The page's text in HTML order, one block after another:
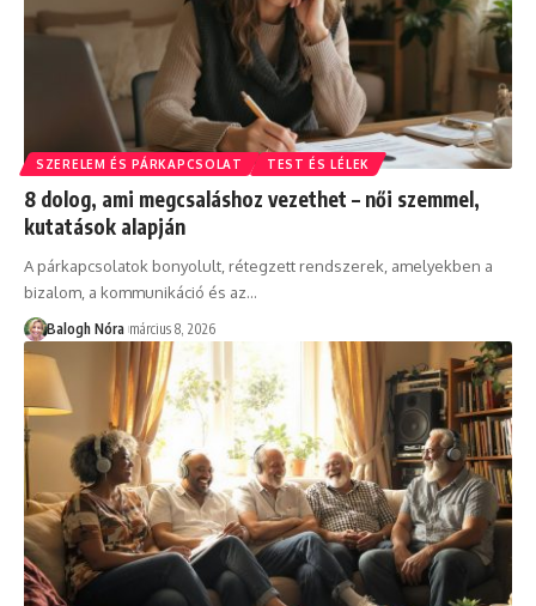
SZERELEM ÉS PÁRKAPCSOLAT TEST ÉS LÉLEK
8 dolog, ami megcsaláshoz vezethet – női szemmel,
kutatások alapján
A párkapcsolatok bonyolult, rétegzett rendszerek, amelyekben a
bizalom, a kommunikáció és az…
Balogh Nóra március 8, 2026